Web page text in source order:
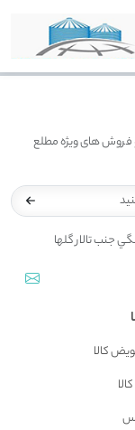
و فروش های ویژه مطلع
جنب تالار گلها
کالا